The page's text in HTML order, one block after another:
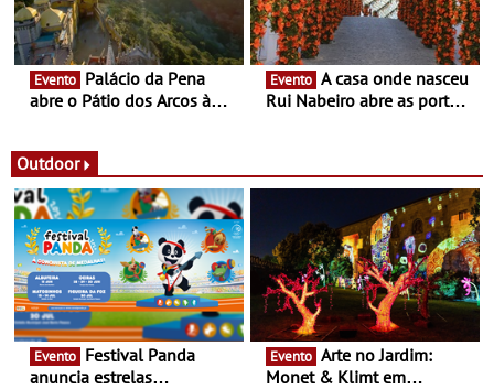
Evento
abre o Pátio dos Arcos à
Evento
Rui Nabeiro abre as portas
16 de agosto
Outdoor
Evento
anuncia estrelas
Evento
Monet & Klimt em